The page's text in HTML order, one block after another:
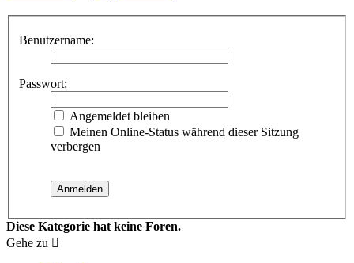
Benutzername:
Passwort:
Angemeldet bleiben
Meinen Online-Status während dieser Sitzung
verbergen
Diese Kategorie hat keine Foren.
Gehe zu